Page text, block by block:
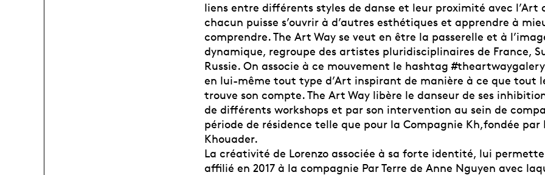
liens entre différents styles de danse et leur proximité avec l’Art
chacun puisse s’ouvrir à d’autres esthétiques et apprendre à
comprendre. The Art Way se veut en être la passerelle et à
dynamique, regroupe des artistes pluridisciplinaires de France,
Russie. On associe à ce mouvement le hashtag
en lui-même tout type d’Art inspirant de manière à ce que tout
trouve son compte. The Art Way libère le danseur de ses
de différents workshops et par son intervention au sein de
période de résidence telle que pour la Compagnie Kh,fondée par
Khouader.
La créativité de Lorenzo associée à sa forte identité, lui
affilié en 2017 à la compagnie Par Terre de Anne Nguyen avec